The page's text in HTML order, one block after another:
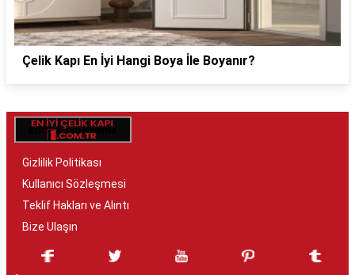
Çelik Kapı En İyi Hangi Boya İle Boyanır?
Gizlilik Politikası
Kullanıcı Sözleşmesi
Teklif Hakları ve Alıntı
Bize Ulaşın